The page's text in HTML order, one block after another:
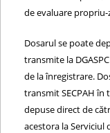
de evaluare propriu-
Dosarul se poate
transmite la
de la înregistrare.
transmit SECPAH în
depuse direct de
acestora la Serviciul